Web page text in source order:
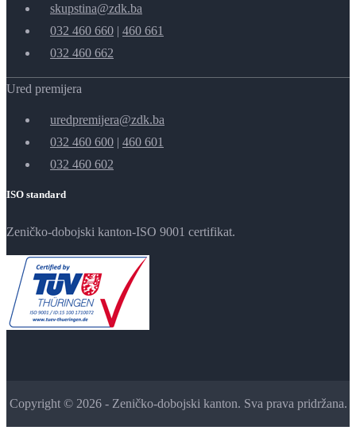
skupstina@zdk.ba
032 460 660 | 460 661
032 460 662
Ured premijera
uredpremijera@zdk.ba
032 460 600 | 460 601
032 460 602
ISO standard
Zeničko-dobojski kanton-ISO 9001 certifikat.
Copyright © 2026 - Zeničko-dobojski kanton. Sva prava pridržana.